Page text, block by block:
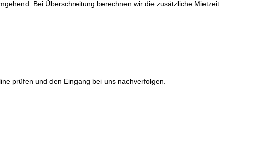
Bei Überschreitung berechnen wir die zusätzliche Mietzeit
prüfen und den Eingang bei uns nachverfolgen.